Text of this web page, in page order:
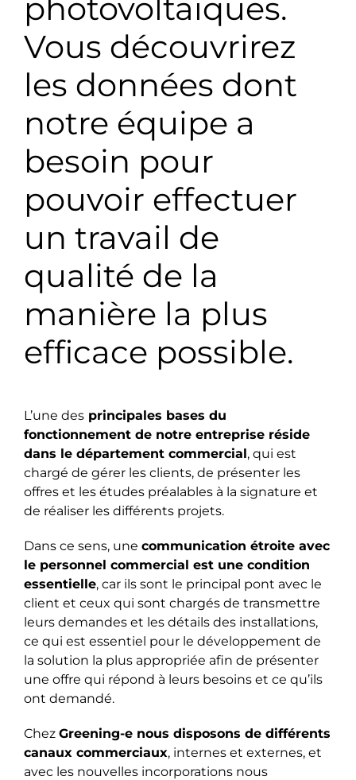
photovoltaïques.
Vous découvrirez
les données dont
notre équipe a
besoin pour
pouvoir effectuer
un travail de
qualité de la
manière la plus
efficace possible.
L’une des principales bases du
fonctionnement de notre entreprise réside
dans le département commercial, qui est
chargé de gérer les clients, de présenter les
offres et les études préalables à la signature et
de réaliser les différents projets.
Dans ce sens, une communication étroite avec
le personnel commercial est une condition
essentielle, car ils sont le principal pont avec le
client et ceux qui sont chargés de transmettre
leurs demandes et les détails des installations,
ce qui est essentiel pour le développement de
la solution la plus appropriée afin de présenter
une offre qui répond à leurs besoins et ce qu’ils
ont demandé.
Chez Greening-e nous disposons de différents
canaux commerciaux, internes et externes, et
avec les nouvelles incorporations nous